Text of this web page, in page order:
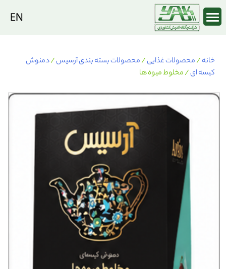
Skip
content
خانه/محصولات غذایی/محصولات بسته بندی آرسیس/دمنوش
کیسه ای/ مخلوط میوه ها